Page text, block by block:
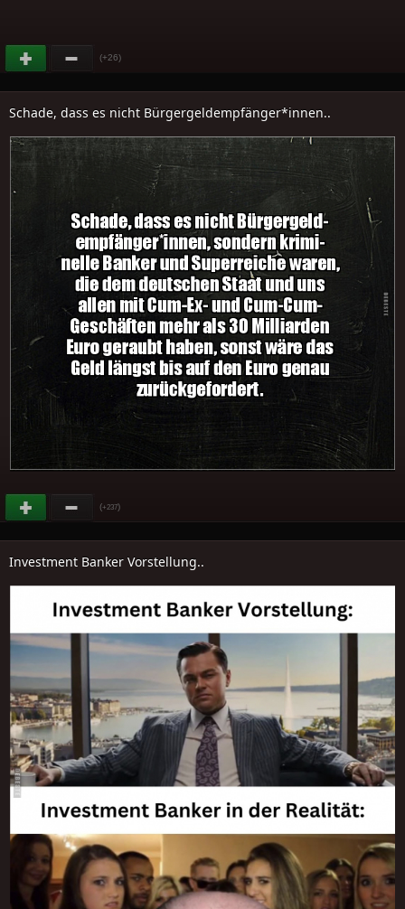
(+26)
Schade, dass es nicht Bürgergeldempfänger*innen..
(+237)
Investment Banker Vorstellung..